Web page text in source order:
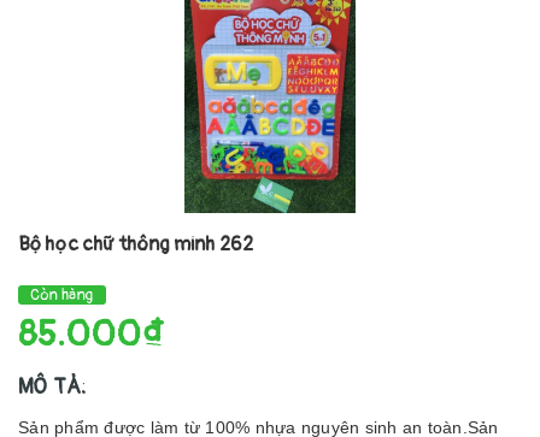
Bộ học chữ thông minh 262
Còn hàng
85.000₫
MÔ TẢ:
Sản phẩm được làm từ 100% nhựa nguyên sinh an toàn.Sản